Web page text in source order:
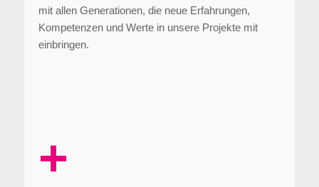
mit allen Generationen, die neue Erfahrungen,
Kompetenzen und Werte in unsere Projekte mit
einbringen.
+